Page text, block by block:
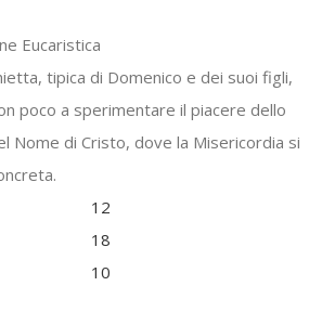
Eucaristica
tipica di Domenico e dei suoi figli,
poco a sperimentare il piacere dello
Nome di Cristo, dove la Misericordia si